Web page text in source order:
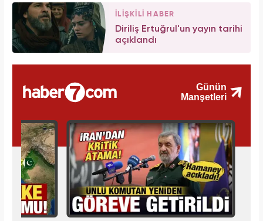
İLİŞKİLİ HABER
Diriliş Ertuğrul'un yayın tarihi
açıklandı